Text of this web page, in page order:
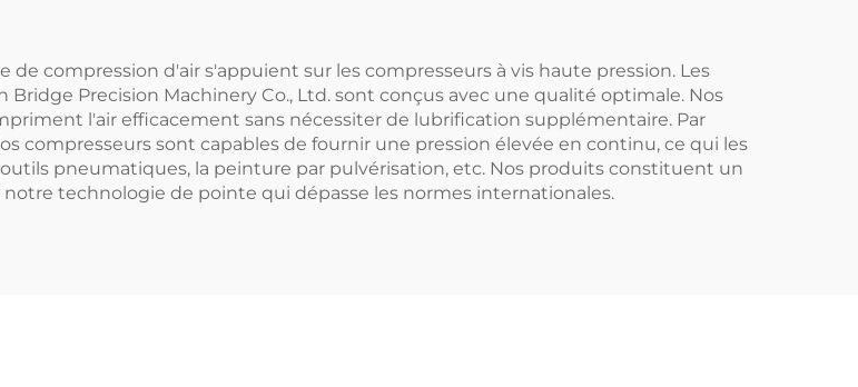
compression d'air s'appuient sur les compresseurs à vis haute pression. Les
Precision Machinery Co., Ltd. sont conçus avec une qualité optimale. Nos
l'air efficacement sans nécessiter de lubrification supplémentaire. Par
compresseurs sont capables de fournir une pression élevée en continu, ce qui les
pneumatiques, la peinture par pulvérisation, etc. Nos produits constituent un
technologie de pointe qui dépasse les normes internationales.